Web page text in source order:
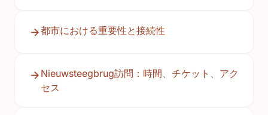
都市における重要性と接続性
Nieuwsteegbrug訪問：時間、チケット、アク
セス